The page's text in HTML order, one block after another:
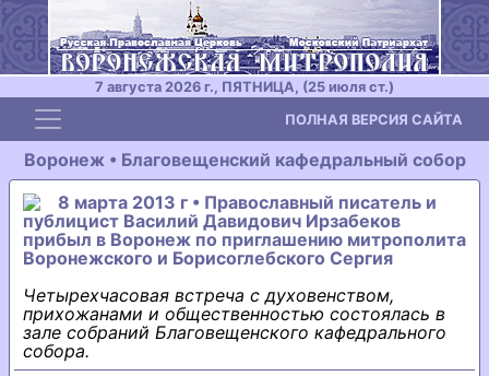
7 августа 2026 г., ПЯТНИЦА, (25 июля ст.)
Toggle navigation ПОЛНАЯ ВЕРСИЯ САЙТА
Воронеж • Благовещенский кафедральный собор
8 марта 2013 г • Православный писатель и
публицист Василий Давидович Ирзабеков
прибыл в Воронеж по приглашению митрополита
Воронежского и Борисоглебского Сергия
Четырехчасовая встреча с духовенством,
прихожанами и общественностью состоялась в
зале собраний Благовещенского кафедрального
собора.